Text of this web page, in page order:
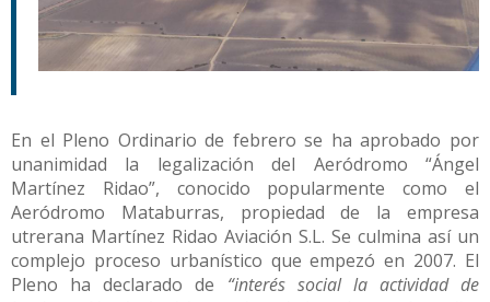
En el Pleno Ordinario de febrero se ha aprobado por
unanimidad la legalización del Aeródromo “Ángel
Martínez Ridao”, conocido popularmente como el
Aeródromo Mataburras, propiedad de la empresa
utrerana Martínez Ridao Aviación S.L. Se culmina así un
complejo proceso urbanístico que empezó en 2007. El
Pleno ha declarado de “interés social la actividad de